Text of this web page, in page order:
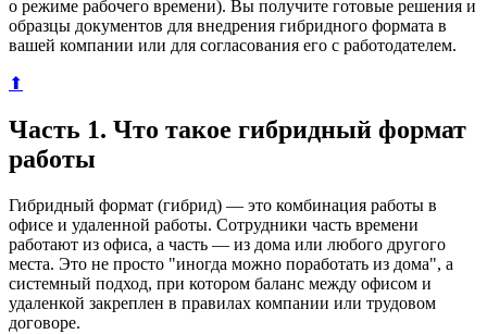
о режиме рабочего времени). Вы получите готовые решения и
образцы документов для внедрения гибридного формата в
вашей компании или для согласования его с работодателем.
⬆
Часть 1. Что такое гибридный формат
работы
Гибридный формат (гибрид) — это комбинация работы в
офисе и удаленной работы. Сотрудники часть времени
работают из офиса, а часть — из дома или любого другого
места. Это не просто "иногда можно поработать из дома", а
системный подход, при котором баланс между офисом и
удаленкой закреплен в правилах компании или трудовом
договоре.